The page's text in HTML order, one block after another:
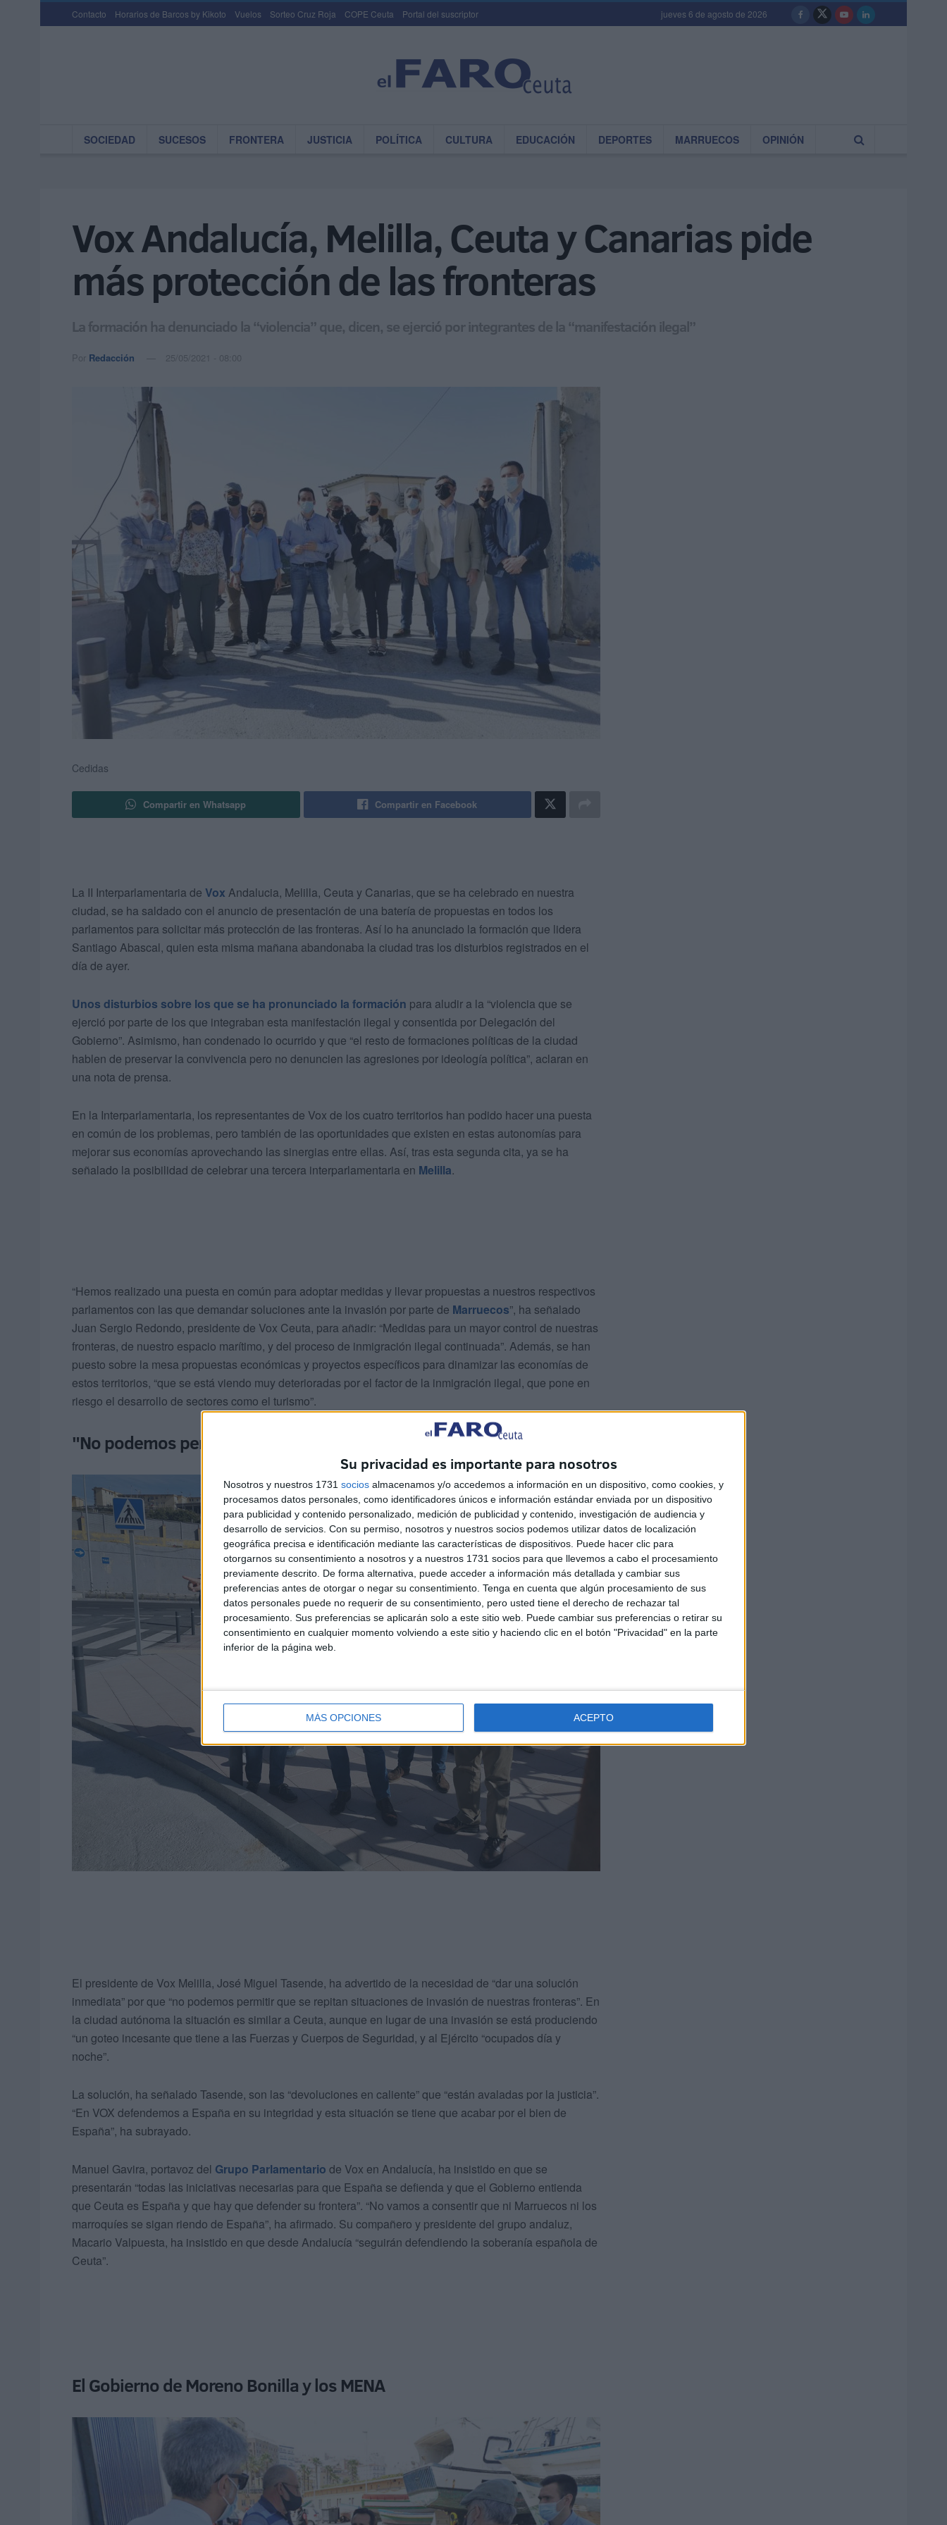
Su privacidad es importante para nosotros
Nosotros y nuestros 1731 socios almacenamos y/o accedemos a información en un dispositivo, como cookies, y
procesamos datos personales, como identificadores únicos e información estándar enviada por un dispositivo
para publicidad y contenido personalizado, medición de publicidad y contenido, investigación de audiencia y
desarrollo de servicios. Con su permiso, nosotros y nuestros socios podemos utilizar datos de localización
geográfica precisa e identificación mediante las características de dispositivos. Puede hacer clic para
otorgarnos su consentimiento a nosotros y a nuestros 1731 socios para que llevemos a cabo el procesamiento
previamente descrito. De forma alternativa, puede acceder a información más detallada y cambiar sus
preferencias antes de otorgar o negar su consentimiento. Tenga en cuenta que algún procesamiento de sus
datos personales puede no requerir de su consentimiento, pero usted tiene el derecho de rechazar tal
procesamiento. Sus preferencias se aplicarán solo a este sitio web. Puede cambiar sus preferencias o retirar su
consentimiento en cualquier momento volviendo a este sitio y haciendo clic en el botón "Privacidad" en la parte
inferior de la página web.
MÁS OPCIONES ACEPTO
Contacto Horarios de Barcos by Kikoto Vuelos Sorteo Cruz Roja COPE Ceuta Portal del suscriptor jueves 6 de agosto de 2026
SOCIEDAD SUCESOS FRONTERA JUSTICIA POLÍTICA CULTURA EDUCACIÓN DEPORTES MARRUECOS OPINIÓN
Vox Andalucía, Melilla, Ceuta y Canarias pide
más protección de las fronteras
La formación ha denunciado la “violencia” que, dicen, se ejerció por integrantes de la “manifestación ilegal”
Por Redacción 25/05/2021 - 08:00
Cedidas
Compartir en Whatsapp Compartir en Facebook
La II Interparlamentaria de Vox Andalucia, Melilla, Ceuta y Canarias, que se ha celebrado en nuestra
ciudad, se ha saldado con el anuncio de presentación de una batería de propuestas en todos los
parlamentos para solicitar más protección de las fronteras. Así lo ha anunciado la formación que lidera
Santiago Abascal, quien esta misma mañana abandonaba la ciudad tras los disturbios registrados en el
día de ayer.
Unos disturbios sobre los que se ha pronunciado la formación para aludir a la “violencia que se
ejerció por parte de los que integraban esta manifestación ilegal y consentida por Delegación del
Gobierno”. Asimismo, han condenado lo ocurrido y que “el resto de formaciones políticas de la ciudad
hablen de preservar la convivencia pero no denuncien las agresiones por ideología política”, aclaran en
una nota de prensa.
En la Interparlamentaria, los representantes de Vox de los cuatro territorios han podido hacer una puesta
en común de los problemas, pero también de las oportunidades que existen en estas autonomías para
mejorar sus economías aprovechando las sinergias entre ellas. Así, tras esta segunda cita, ya se ha
señalado la posibilidad de celebrar una tercera interparlamentaria en Melilla.
“Hemos realizado una puesta en común para adoptar medidas y llevar propuestas a nuestros respectivos
parlamentos con las que demandar soluciones ante la invasión por parte de Marruecos”, ha señalado
Juan Sergio Redondo, presidente de Vox Ceuta, para añadir: “Medidas para un mayor control de nuestras
fronteras, de nuestro espacio marítimo, y del proceso de inmigración ilegal continuada”. Además, se han
puesto sobre la mesa propuestas económicas y proyectos específicos para dinamizar las economías de
estos territorios, “que se está viendo muy deterioradas por el factor de la inmigración ilegal, que pone en
riesgo el desarrollo de sectores como el turismo”.
"No podemos permitir que se repitan situaciones de invasión"
El presidente de Vox Melilla, José Miguel Tasende, ha advertido de la necesidad de “dar una solución
inmediata” por que “no podemos permitir que se repitan situaciones de invasión de nuestras fronteras”. En
la ciudad autónoma la situación es similar a Ceuta, aunque en lugar de una invasión se está produciendo
“un goteo incesante que tiene a las Fuerzas y Cuerpos de Seguridad, y al Ejército “ocupados día y
noche”.
La solución, ha señalado Tasende, son las “devoluciones en caliente” que “están avaladas por la justicia”.
“En VOX defendemos a España en su integridad y esta situación se tiene que acabar por el bien de
España”, ha subrayado.
Manuel Gavira, portavoz del Grupo Parlamentario de Vox en Andalucía, ha insistido en que se
presentarán “todas las iniciativas necesarias para que España se defienda y que el Gobierno entienda
que Ceuta es España y que hay que defender su frontera”. “No vamos a consentir que ni Marruecos ni los
marroquíes se sigan riendo de España”, ha afirmado. Su compañero y presidente del grupo andaluz,
Macario Valpuesta, ha insistido en que desde Andalucía “seguirán defendiendo la soberanía española de
Ceuta”.
El Gobierno de Moreno Bonilla y los MENA